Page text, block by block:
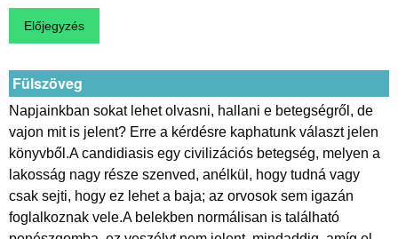
Fülszöveg
Napjainkban sokat lehet olvasni, hallani e betegségről, de
vajon mit is jelent? Erre a kérdésre kaphatunk választ jelen
könyvből.A candidiasis egy civilizációs betegség, melyen a
lakosság nagy része szenved, anélkül, hogy tudná vagy
csak sejti, hogy ez lehet a baja; az orvosok sem igazán
foglalkoznak vele.A belekben normálisan is található